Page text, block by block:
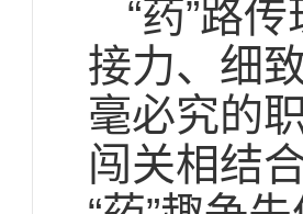
“药”路
接力、细
毫必究的
闯关相结